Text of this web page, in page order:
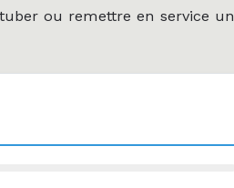
ou remettre en service un